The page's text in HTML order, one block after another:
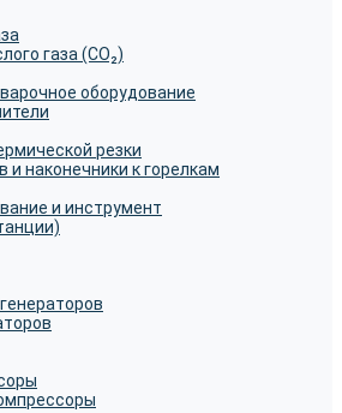
газа (CO₂)
оборудование
резки
и наконечники к горелкам
и инструмент